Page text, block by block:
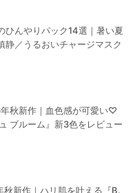
ひんやりパック14選｜暑い夏
静／うるおいチャージマスク
秋新作｜血色感が可愛い♡
ブルーム』新3色をレビュー
秋新作｜ハリ肌を叶える『B.